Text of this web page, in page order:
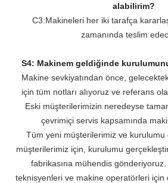
alabilirim?
C3:Makineleri her iki tarafça
zamanında teslim
S4: Makinem geldiğinde
Makine sevkiyatından önce,
için tüm notları alıyoruz ve referans
Eski müşterilerimizin neredeyse
çevrimiçi servis kapsamında
Tüm yeni müşterilerimiz ve kurulumu
müşterilerimiz için, kurulumu
fabrikasına mühendis
teknisyenleri ve makine operatörleri için